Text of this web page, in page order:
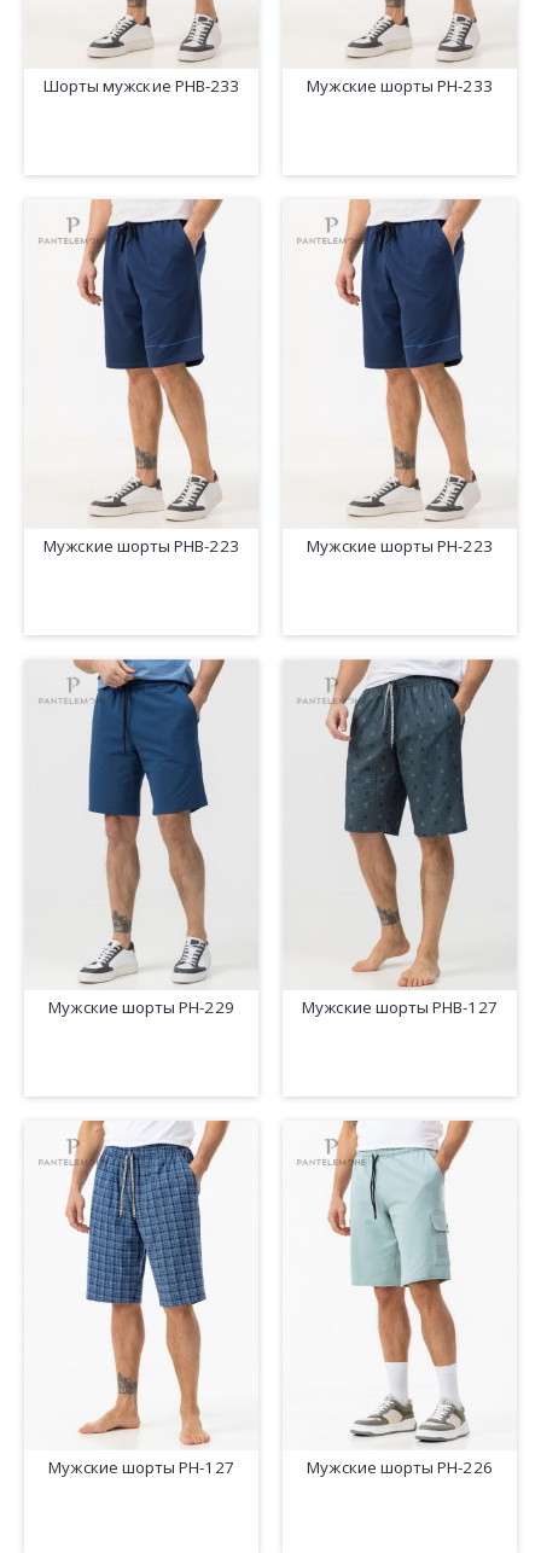
Шорты мужские PHB-233 Мужские шорты PH-233
Мужские шорты PHB-223 Мужские шорты PH-223
Мужские шорты PH-229 Мужские шорты PHB-127
Мужские шорты PH-127 Мужские шорты PH-226